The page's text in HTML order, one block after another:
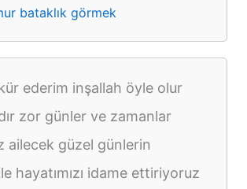
bataklık görmek
ederim inşallah öyle olur
zor günler ve zamanlar
ailecek güzel günlerin
hayatımızı idame ettiriyoruz